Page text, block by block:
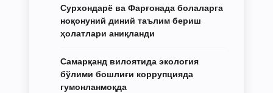
Сурхондарё ва Фарғонада болаларга
ноқонуний диний таълим бериш
ҳолатлари аниқланди
Самарқанд вилоятида экология
бўлими бошлиғи коррупцияда
гумонланмоқда